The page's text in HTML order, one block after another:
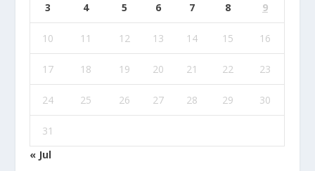
3 4 5 6 7 8 9
10 11 12 13 14 15 16
17 18 19 20 21 22 23
24 25 26 27 28 29 30
31
« Jul